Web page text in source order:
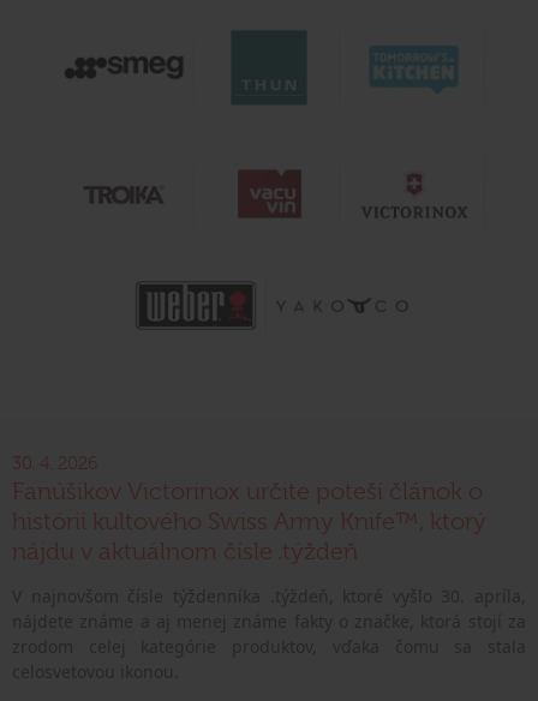
30. 4. 2026
Fanúšikov Victorinox určite poteší článok o
histórii kultového Swiss Army Knife™, ktorý
nájdu v aktuálnom čísle .týždeň